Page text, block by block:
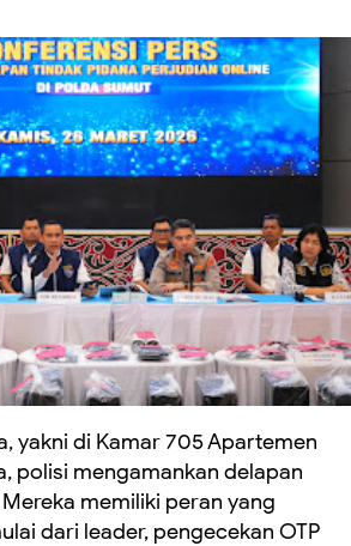
yakni di Kamar 705 Apartemen
polisi mengamankan delapan
memiliki peran yang
dari leader, pengecekan OTP